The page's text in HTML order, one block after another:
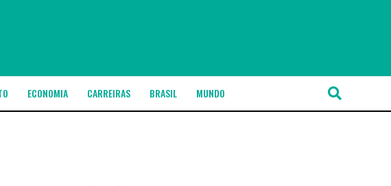
ECONOMIA CARREIRAS BRASIL MUNDO